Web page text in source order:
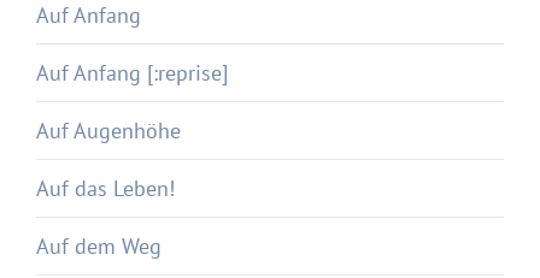
Auf Anfang
Auf Anfang [:reprise]
Auf Augenhöhe
Auf das Leben!
Auf dem Weg